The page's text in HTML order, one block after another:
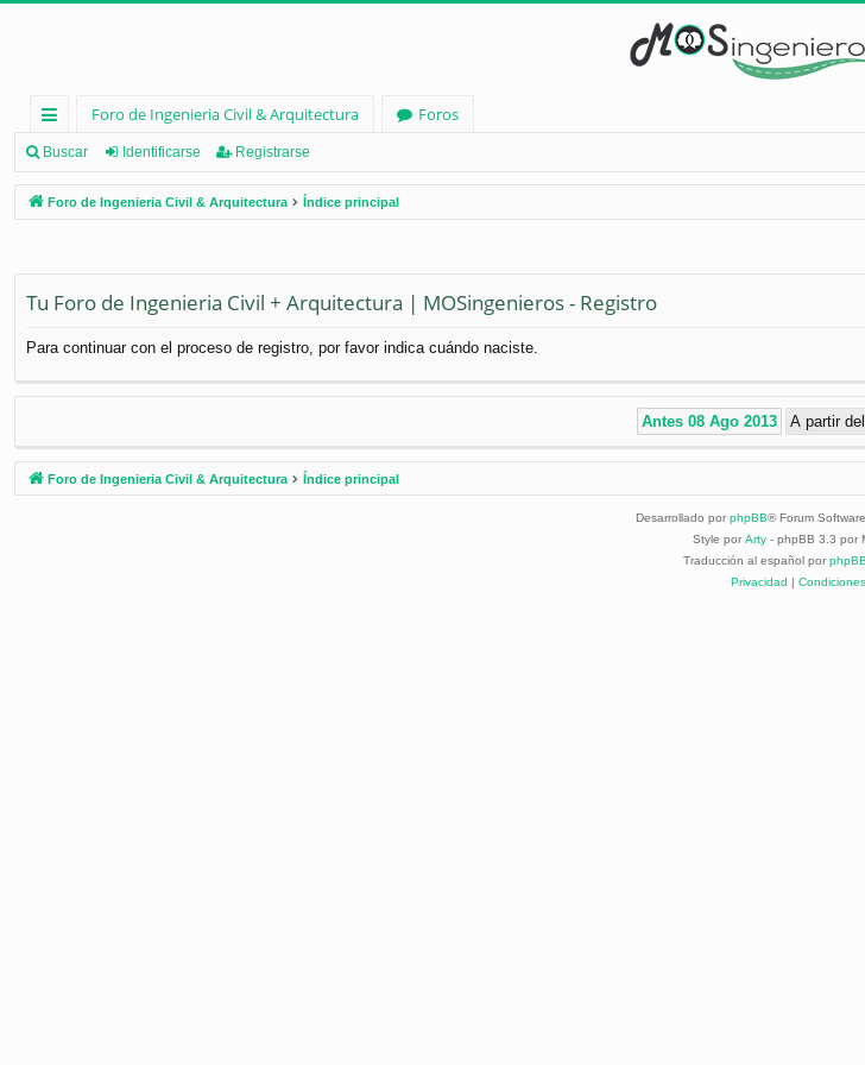
nl
ac
es
pi
Foro de Ingenieria Civil & Arquitectura
Foros
Buscar Identificarse Registrarse
Foro de Ingenieria Civil & Arquitectura Índice principal
Tu Foro de Ingenieria Civil + Arquitectura | MOSingenieros - Registro
Para continuar con el proceso de registro, por favor indica cuándo naciste.
Foro de Ingenieria Civil & Arquitectura Índice principal
Desarrollado por phpBB® Forum
Style por Arty - phpBB 3.3 por
Traducción al español por
Privacidad | Condiciones